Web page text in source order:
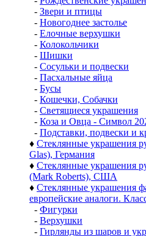
- Звери и птицы
- Новогоднее застолье
- Елочные верхушки
- Колокольчики
- Шишки
- Сосульки и подвески
- Пасхальные яйца
- Бусы
- Кошечки, Собачки
- Светящиеся украшения
- Коза и Овца - Символ
- Подставки, подвески и
♦ Стеклянные украшения
Glas), Германия
♦ Стеклянные украшения
(Mark Roberts), США
♦ Стеклянные украшения
европейские аналоги.
- Фигурки
- Верхушки
- Гирлянды из шаров и